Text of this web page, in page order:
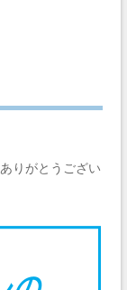
りがとうござい